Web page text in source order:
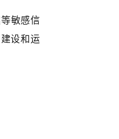
敏感信
设和运